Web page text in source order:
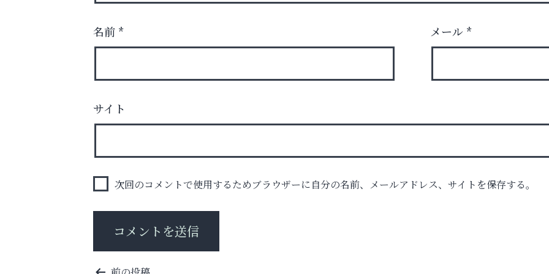
阪神相続相談協会
名前 * メール *
サイト
次回のコメントで使用するためブラウザーに自分の名前、メールアドレス、サイトを保存する。